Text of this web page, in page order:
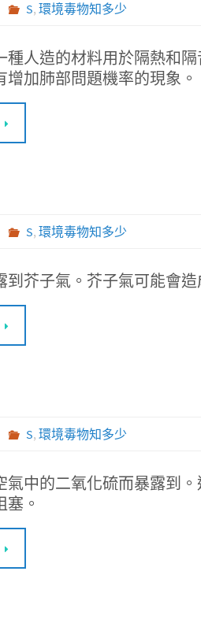
S, 環境毒物知多少
種人造的材料用於隔熱和
加肺部問題機率的現象。
S, 環境毒物知多少
到芥子氣。芥子氣可能會
S, 環境毒物知多少
氣中的二氧化硫而暴露到
。